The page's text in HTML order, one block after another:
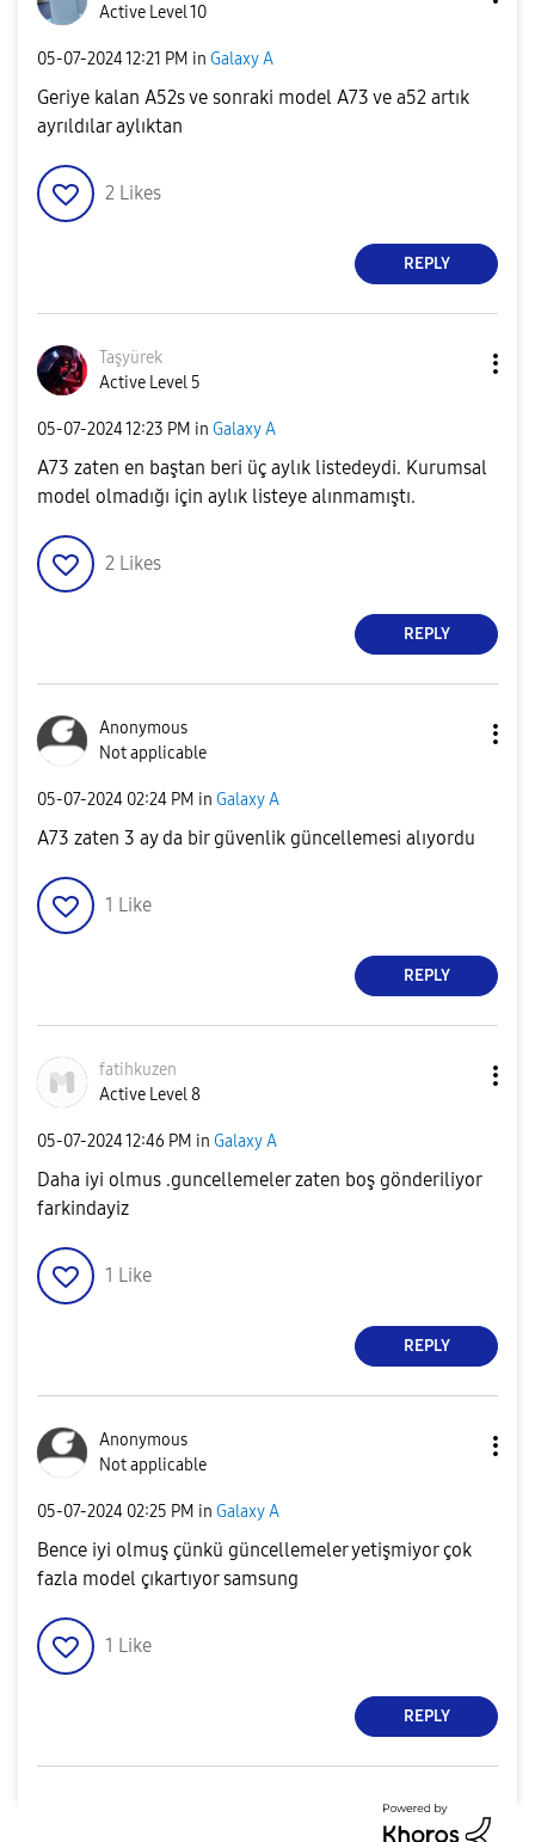
Active Level 10
‎05-07-202412:21 PM in Galaxy A
Geriye kalan A52s ve sonraki model A73 ve a52 artık
ayrıldılar aylıktan
2 Likes
REPLY
Taşyürek
Active Level 5
‎05-07-202412:23 PM in Galaxy A
A73 zaten en baştan beri üç aylık listedeydi. Kurumsal
model olmadığı için aylık listeye alınmamıştı.
2 Likes
REPLY
Anonymous
Not applicable
‎05-07-2024 02:24 PM in Galaxy A
A73 zaten 3 ay da bir güvenlik güncellemesi alıyordu
1 Like
REPLY
fatihkuzen
Active Level 8
‎05-07-202412:46 PM in Galaxy A
Daha iyi olmus .guncellemeler zaten boş gönderiliyor
farkindayiz
1 Like
REPLY
Anonymous
Not applicable
‎05-07-2024 02:25 PM in Galaxy A
Bence iyi olmuş çünkü güncellemeler yetişmiyor çok
fazla model çıkartıyor samsung
1 Like
REPLY